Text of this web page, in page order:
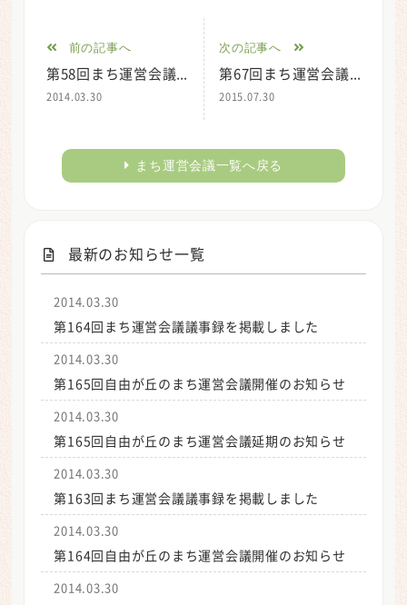
前の記事へ
第58回まち運営会議議事録を掲載しました
2014.03.30
次の記事へ
第67回まち運営会議議事録を掲載しました
2015.07.30
まち運営会議一覧へ戻る
最新のお知らせ一覧
2014.03.30
第164回まち運営会議議事録を掲載しました
2014.03.30
第165回自由が丘のまち運営会議開催のお知らせ
2014.03.30
第165回自由が丘のまち運営会議延期のお知らせ
2014.03.30
第163回まち運営会議議事録を掲載しました
2014.03.30
第164回自由が丘のまち運営会議開催のお知らせ
2014.03.30